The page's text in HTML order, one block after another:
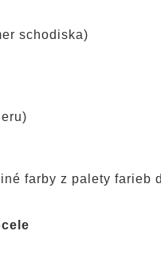
schodiska)
farby z palety farieb